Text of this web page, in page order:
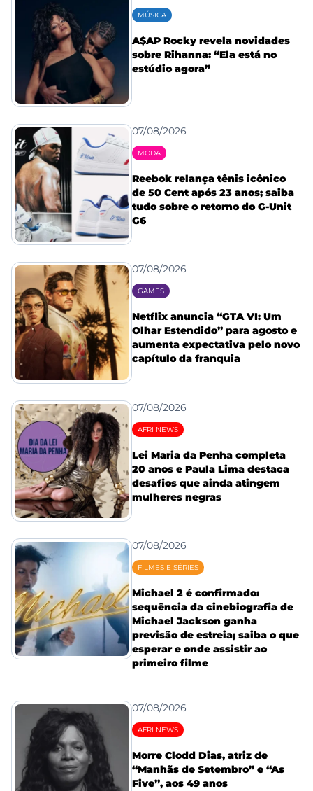
MÚSICA
A$AP Rocky revela novidades
sobre Rihanna: “Ela está no
estúdio agora”
07/08/2026
MODA
Reebok relança tênis icônico
de 50 Cent após 23 anos; saiba
tudo sobre o retorno do G-Unit
G6
07/08/2026
GAMES
Netflix anuncia “GTA VI: Um
Olhar Estendido” para agosto e
aumenta expectativa pelo novo
capítulo da franquia
07/08/2026
AFRI NEWS
Lei Maria da Penha completa
20 anos e Paula Lima destaca
desafios que ainda atingem
mulheres negras
07/08/2026
FILMES E SÉRIES
Michael 2 é confirmado:
sequência da cinebiografia de
Michael Jackson ganha
previsão de estreia; saiba o que
esperar e onde assistir ao
primeiro filme
07/08/2026
AFRI NEWS
Morre Clodd Dias, atriz de
“Manhãs de Setembro” e “As
Five”, aos 49 anos